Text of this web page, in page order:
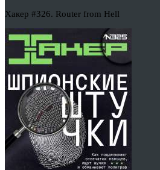
Хакер #326. Router from Hell